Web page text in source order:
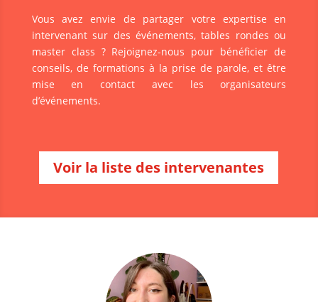
Vous avez envie de partager votre expertise en
intervenant sur des événements, tables rondes ou
master class ? Rejoignez-nous pour bénéficier de
conseils, de formations à la prise de parole, et être
mise en contact avec les organisateurs
d’événements.
Voir la liste des intervenantes